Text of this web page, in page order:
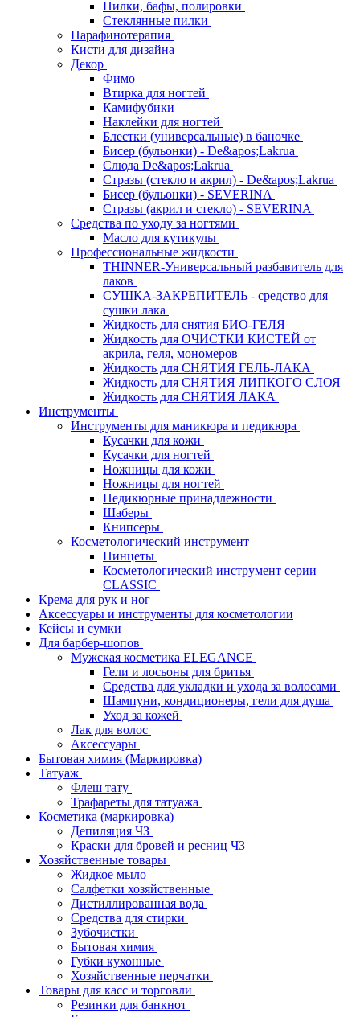
Пилки, бафы, полировки
Стеклянные пилки
Парафинотерапия
Кисти для дизайна
Декор
Фимо
Втирка для ногтей
Камифубики
Наклейки для ногтей
Блестки (универсальные) в баночке
Бисер (бульонки) - De&apos;Lakrua
Слюда De&apos;Lakrua
Стразы (стекло и акрил) - De&apos;Lakrua
Бисер (бульонки) - SEVERINA
Стразы (акрил и стекло) - SEVERINA
Средства по уходу за ногтями
Масло для кутикулы
Профессиональные жидкости
THINNER-Универсальный разбавитель для
лаков
СУШКА-ЗАКРЕПИТЕЛЬ - средство для
сушки лака
Жидкость для снятия БИО-ГЕЛЯ
Жидкость для ОЧИСТКИ КИСТЕЙ от
акрила, геля, мономеров
Жидкость для СНЯТИЯ ГЕЛЬ-ЛАКА
Жидкость для СНЯТИЯ ЛИПКОГО СЛОЯ
Жидкость для СНЯТИЯ ЛАКА
Инструменты
Инструменты для маникюра и педикюра
Кусачки для кожи
Кусачки для ногтей
Ножницы для кожи
Ножницы для ногтей
Педикюрные принадлежности
Шаберы
Книпсеры
Косметологический инструмент
Пинцеты
Косметологический инструмент серии
CLASSIC
Крема для рук и ног
Аксессуары и инструменты для косметологии
Кейсы и сумки
Для барбер-шопов
Мужская косметика ELEGANCE
Гели и лосьоны для бритья
Средства для укладки и ухода за волосами
Шампуни, кондиционеры, гели для душа
Уход за кожей
Лак для волос
Аксессуары
Бытовая химия (Маркировка)
Татуаж
Флеш тату
Трафареты для татуажа
Косметика (маркировка)
Депиляция ЧЗ
Краски для бровей и ресниц ЧЗ
Хозяйственные товары
Жидкое мыло
Салфетки хозяйственные
Дистиллированная вода
Средства для стирки
Зубочистки
Бытовая химия
Губки кухонные
Хозяйственные перчатки
Товары для касс и торговли
Резинки для банкнот